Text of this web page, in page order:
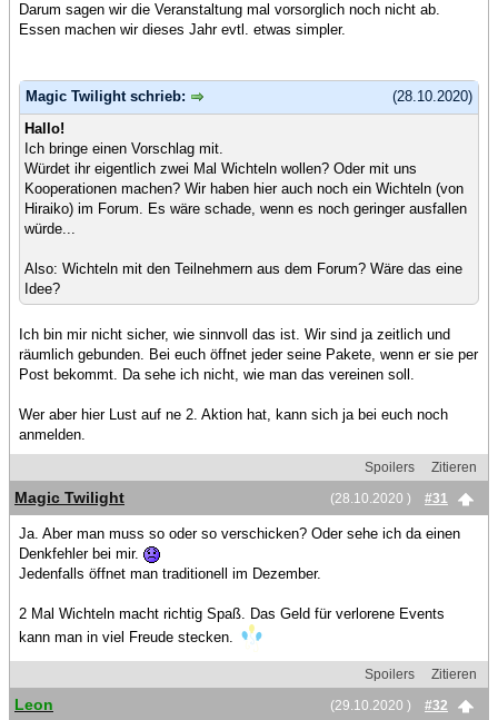
Darum sagen wir die Veranstaltung mal vorsorglich noch nicht ab.
Essen machen wir dieses Jahr evtl. etwas simpler.
(28.10.2020)
Magic Twilight schrieb:
Hallo!
Ich bringe einen Vorschlag mit.
Würdet ihr eigentlich zwei Mal Wichteln wollen? Oder mit uns
Kooperationen machen? Wir haben hier auch noch ein Wichteln (von
Hiraiko) im Forum. Es wäre schade, wenn es noch geringer ausfallen
würde...
Also: Wichteln mit den Teilnehmern aus dem Forum? Wäre das eine
Idee?
Ich bin mir nicht sicher, wie sinnvoll das ist. Wir sind ja zeitlich und
räumlich gebunden. Bei euch öffnet jeder seine Pakete, wenn er sie per
Post bekommt. Da sehe ich nicht, wie man das vereinen soll.
Wer aber hier Lust auf ne 2. Aktion hat, kann sich ja bei euch noch
anmelden.
Spoilers
Zitieren
(28.10.2020 )
#31
Magic Twilight
Ja. Aber man muss so oder so verschicken? Oder sehe ich da einen
Denkfehler bei mir.
Jedenfalls öffnet man traditionell im Dezember.
2 Mal Wichteln macht richtig Spaß. Das Geld für verlorene Events
kann man in viel Freude stecken.
Spoilers
Zitieren
(29.10.2020 )
#32
Leon